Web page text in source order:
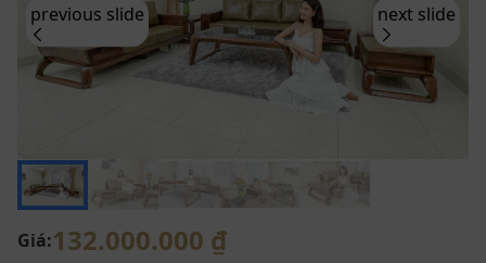
previous slide next slide
Giá:132.000.000 ₫